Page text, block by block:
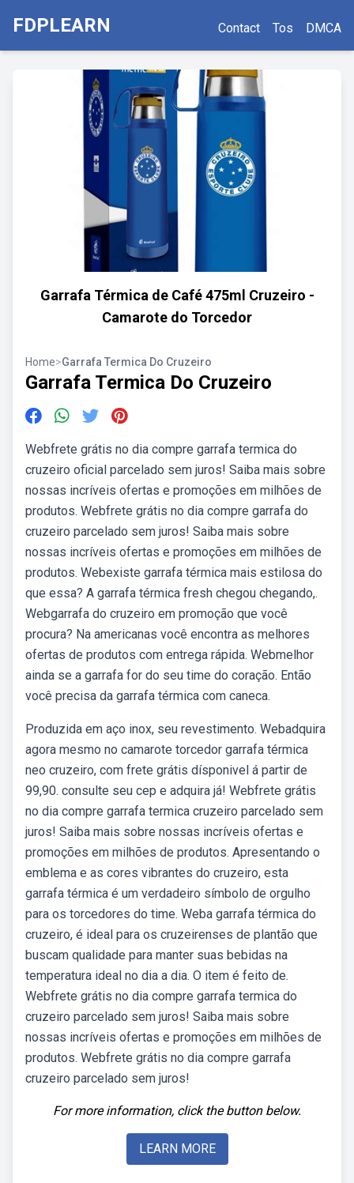
FDPLEARN Contact Tos DMCA
Garrafa Térmica de Café 475ml Cruzeiro -
Camarote do Torcedor
Home>Garrafa Termica Do Cruzeiro
Garrafa Termica Do Cruzeiro
Webfrete grátis no dia compre garrafa termica do
cruzeiro oficial parcelado sem juros! Saiba mais sobre
nossas incríveis ofertas e promoções em milhões de
produtos. Webfrete grátis no dia compre garrafa do
cruzeiro parcelado sem juros! Saiba mais sobre
nossas incríveis ofertas e promoções em milhões de
produtos. Webexiste garrafa térmica mais estilosa do
que essa? A garrafa térmica fresh chegou chegando,.
Webgarrafa do cruzeiro em promoção que você
procura? Na americanas você encontra as melhores
ofertas de produtos com entrega rápida. Webmelhor
ainda se a garrafa for do seu time do coração. Então
você precisa da garrafa térmica com caneca.
Produzida em aço inox, seu revestimento. Webadquira
agora mesmo no camarote torcedor garrafa térmica
neo cruzeiro, com frete grátis dísponivel á partir de
99,90. consulte seu cep e adquira já! Webfrete grátis
no dia compre garrafa termica cruzeiro parcelado sem
juros! Saiba mais sobre nossas incríveis ofertas e
promoções em milhões de produtos. Apresentando o
emblema e as cores vibrantes do cruzeiro, esta
garrafa térmica é um verdadeiro símbolo de orgulho
para os torcedores do time. Weba garrafa térmica do
cruzeiro, é ideal para os cruzeirenses de plantão que
buscam qualidade para manter suas bebidas na
temperatura ideal no dia a dia. O item é feito de.
Webfrete grátis no dia compre garrafa termica do
cruzeiro parcelado sem juros! Saiba mais sobre
nossas incríveis ofertas e promoções em milhões de
produtos. Webfrete grátis no dia compre garrafa
cruzeiro parcelado sem juros!
For more information, click the button below.
LEARN MORE